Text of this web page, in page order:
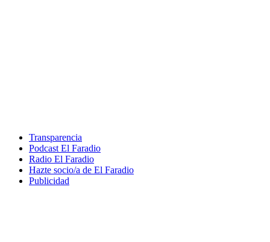
Transparencia
Podcast El Faradio
Radio El Faradio
Hazte socio/a de El Faradio
Publicidad